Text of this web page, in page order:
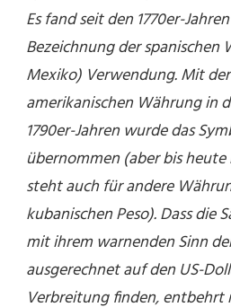
Es fand seit den 1770er-
Bezeichnung der spanischen
Mexiko) Verwendung. Mit
amerikanischen Währung in
1790er-Jahren wurde das
übernommen (aber bis
steht auch für andere
kubanischen Peso). Dass die
mit ihrem warnenden Sinn
ausgerechnet auf den US-
Verbreitung finden,